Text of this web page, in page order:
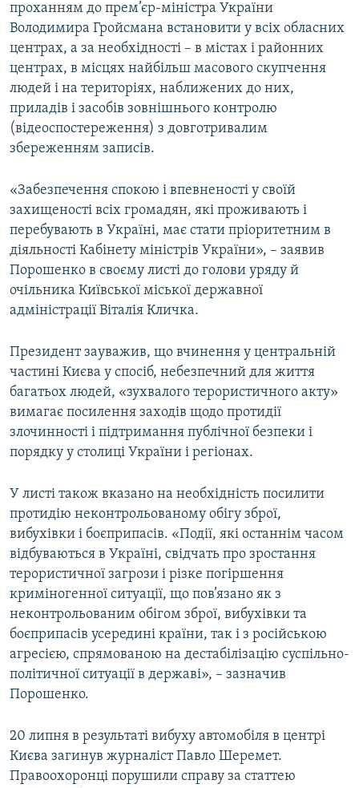
УКР
КТАТ
ДОЛУЧАЙСЯ!
Усі сайти RFE/RL
проханням до прем’єр-міністра України
Володимира Гройсмана встановити у всіх обласних
центрах, а за необхідності – в містах і районних
центрах, в місцях найбільш масового скупчення
людей і на територіях, наближених до них,
приладів і засобів зовнішнього контролю
(відеоспостереження) з довготривалим
збереженням записів.
«Забезпечення спокою і впевненості у своїй
захищеності всіх громадян, які проживають і
перебувають в Україні, має стати пріоритетним в
діяльності Кабінету міністрів України», – заявив
Порошенко в своєму листі до голови уряду й
очільника Київської міської державної
адміністрації Віталія Кличка.
Президент зауважив, що вчинення у центральній
частині Києва у спосіб, небезпечний для життя
багатьох людей, «зухвалого терористичного акту»
вимагає посилення заходів щодо протидії
злочинності і підтримання публічної безпеки і
порядку у столиці України і регіонах.
У листі також вказано на необхідність посилити
протидію неконтрольованому обігу зброї,
вибухівки і боєприпасів. «Події, які останнім часом
відбуваються в Україні, свідчать про зростання
терористичної загрози і різке погіршення
криміногенної ситуації, що пов’язано як з
неконтрольованим обігом зброї, вибухівки та
боєприпасів усередині країни, так і з російською
агресією, спрямованою на дестабілізацію суспільно-
політичної ситуації в державі», – зазначив
Порошенко.
20 липня в результаті вибуху автомобіля в центрі
Києва загинув журналіст Павло Шеремет.
Правоохоронці порушили справу за статтею